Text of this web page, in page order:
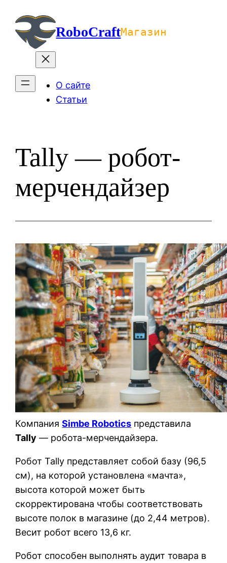
содержимомуRoboCraftМагазин
О сайте
Статьи
Tally — робот-
мерчендайзер
КомпанияSimbe Robotics представила
Tally — робота-мерчендайзера.
Робот Tally представляет собой базу (96,5
см), на которой установлена «мачта»,
высота которой может быть
скорректирована чтобы соответствовать
высоте полок в магазине (до 2,44 метров).
Весит робот всего 13,6 кг.
Робот способен выполнять аудит товара в